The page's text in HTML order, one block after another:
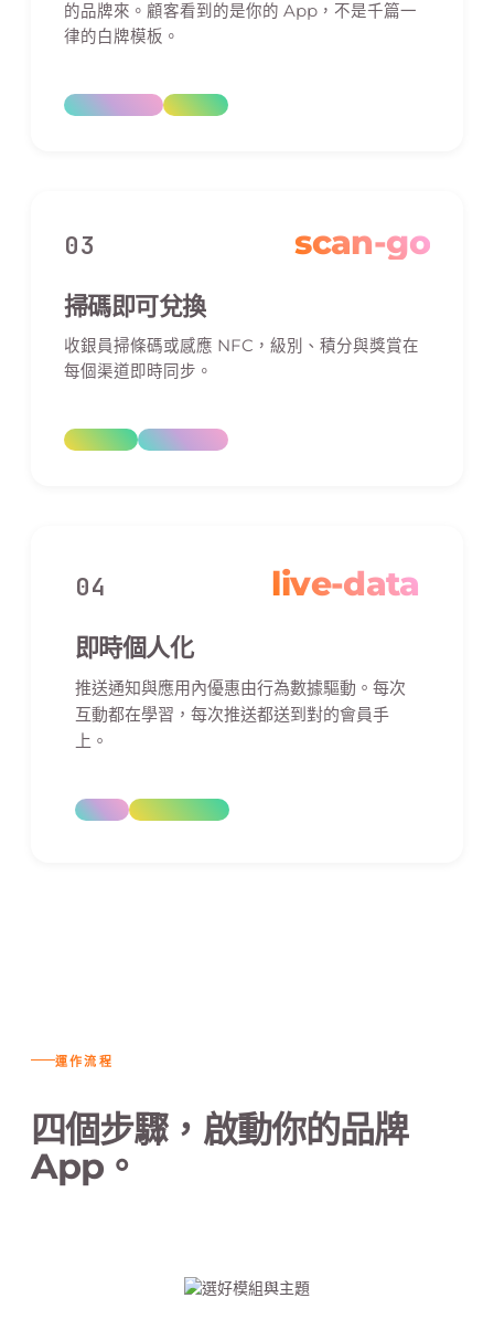
的品牌來。顧客看到的是你的 App，不是千篇一
律的白牌模板。
03 scan-go
掃碼即可兌換
收銀員掃條碼或感應 NFC，級別、積分與獎賞在
每個渠道即時同步。
04 live-data
即時個人化
推送通知與應用內優惠由行為數據驅動。每次
互動都在學習，每次推送都送到對的會員手
上。
運作流程
四個步驟，啟動你的品牌
App。